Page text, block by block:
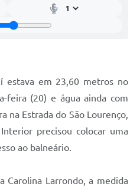
estava em 23,60 metros no
feira (20) e água ainda com
na Estrada do São Lourenço,
precisou colocar uma
ao balneário.
Carolina Larrondo, a medida